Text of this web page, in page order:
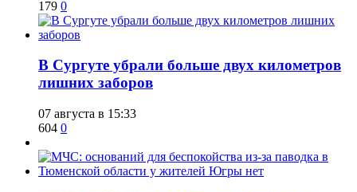
179 0
​В Сургуте убрали больше двух километров
лишних заборов
07 августа в 15:33
604 0